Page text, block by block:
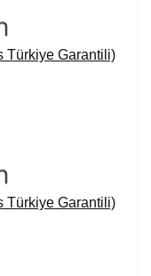
Türkiye Garantili)
Türkiye Garantili)